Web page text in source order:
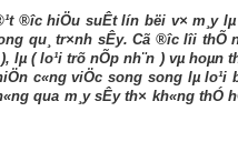
®­îc hiÖu suÊt lín bëi v× m¸y
qu¸ tr×nh sÊy. Cã ®­îc lîi thÕ
( lo¹i trõ nÕp nh¨n ) vµ
c«ng viÖc song song lµ lo¹i
qua m¸y sÊy th× kh«ng